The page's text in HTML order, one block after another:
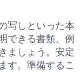
写しといった本
できる書類、例
ましょう。安定
す。準備するこ